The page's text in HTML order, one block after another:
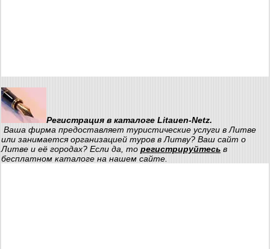
Регистрация в каталоге Litauen-Netz.
Ваша фирма предоставляет туристические услуги в Литве
или занимается организацией туров в Литву? Ваш сайт о
Литве и её городах? Если да, то регистрируйтесь в
бесплатном каталоге на нашем сайте.